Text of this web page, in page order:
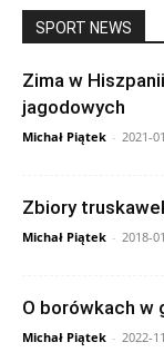
SPORT NEWS
Zima w
jagodowych
Michał Piątek - 2021-
Zbiory
Michał Piątek - 2018-
O borówkach w
Michał Piątek - 2022-